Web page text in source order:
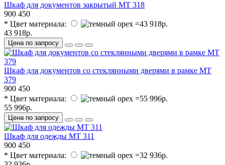
Шкаф для документов закрытый МТ 318
900 450
* Цвет материала:
43 918р.
Цена по запросу
Шкаф для документов со стеклянными дверями в рамке МТ
379
900 450
* Цвет материала:
55 996р.
Цена по запросу
Шкаф для одежды МТ 311
900 450
* Цвет материала: